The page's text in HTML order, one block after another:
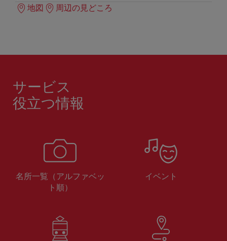
地図
周辺の見どころ
サービス
役立つ情報
名所一覧（アルファベッ
ト順）
イベント